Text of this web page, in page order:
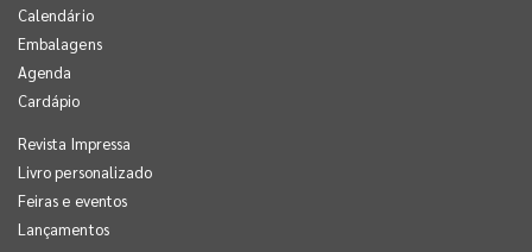
Calendário
Embalagens
Agenda
Cardápio
Revista Impressa
Livro personalizado
Feiras e eventos
Lançamentos